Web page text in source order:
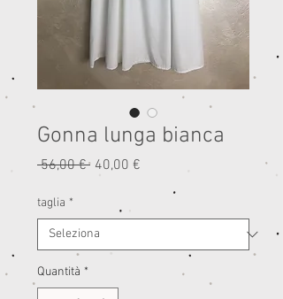
Gonna lunga bianca
56,00 € Prezzo
40,00 €
taglia *
Quantità *